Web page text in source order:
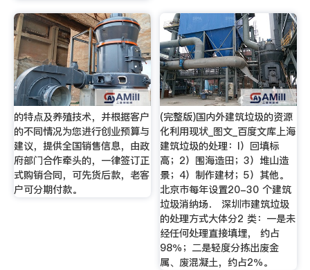
的特点及养殖技术，并根据客户
的不同情况为您进行创业预算与
建议，提供全国销售信息，由政
府部门合作牵头的，一律签订正
式购销合同，可先货后款，老客
户可分期付款。
(完整版)国内外建筑垃圾的资源
化利用现状_图文_百度文库上海
建筑垃圾的处理：l）回填标
高；2）围海造田；3）堆山造
景；4）制作建材；5）其他。
北京市每年设置20-30 个建筑
垃圾消纳场． 深圳市建筑垃圾
的处理方式大体分2 类：一是未
经任何处理直接填埋， 约占
98％；二是轻度分拣出废金
属、废混凝土，约占2％。